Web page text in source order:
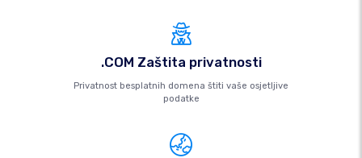
.COM Zaštita privatnosti
Privatnost besplatnih domena štiti vaše osjetljive
podatke